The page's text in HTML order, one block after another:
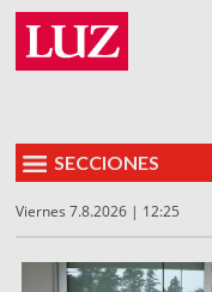
SECCIONES
Viernes 7.8.2026 | 12:25